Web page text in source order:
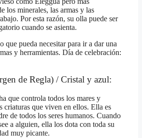
los minerales, las armas y las
Por esta razón, su olla puede ser
cuando se asienta.
que pueda necesitar para ir a dar una
y herramientas. Día de celebración:
de Regla) / Cristal y azul:
que controla todos los mares y
criaturas que viven en ellos. Ella es
de todos los seres humanos. Cuando
a alguien, ella los dota con toda su
muy picante.